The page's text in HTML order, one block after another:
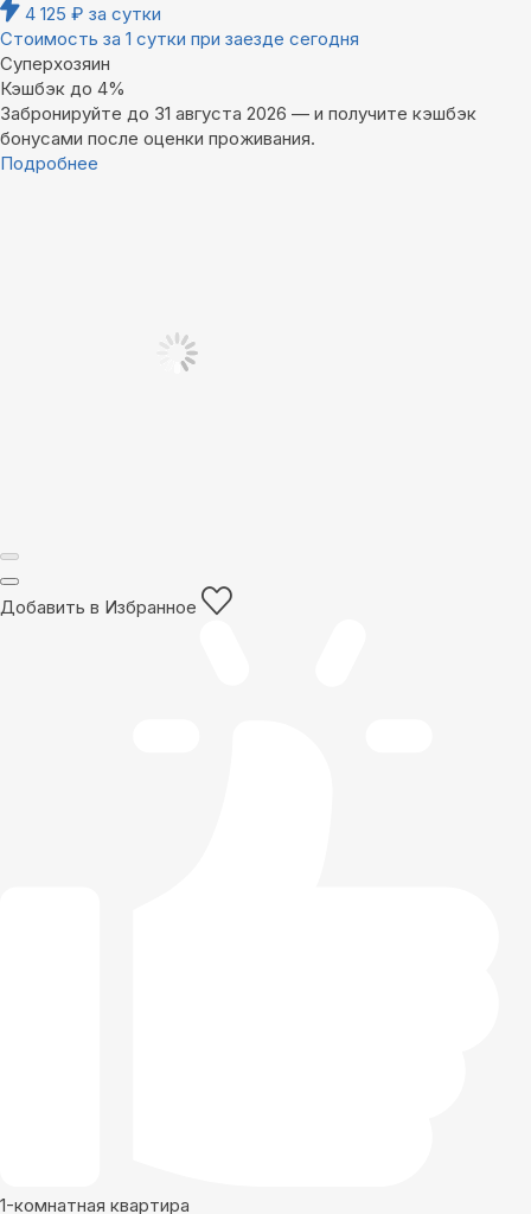
4 125 ₽ за сутки
Стоимость за 1 сутки при заезде сегодня
Суперхозяин
Кэшбэк до 4%
Забронируйте до 31 августа 2026 — и получите кэшбэк
бонусами после оценки проживания.
Подробнее
Добавить в Избранное
1-комнатная квартира